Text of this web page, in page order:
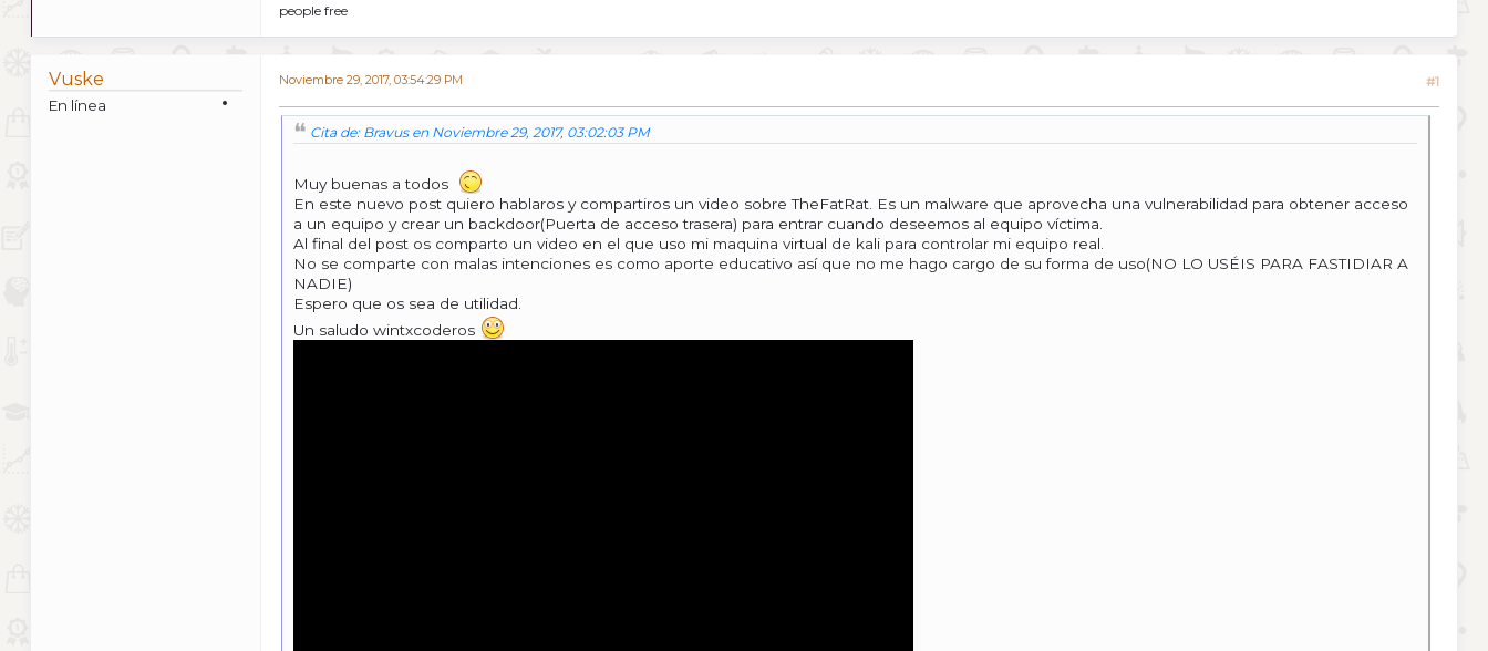
people free
Vuske
En línea
Noviembre 29, 2017, 03:54:29 PM #1
Cita de: Bravus en Noviembre 29, 2017, 03:02:03 PM
Muy buenas a todos
En este nuevo post quiero hablaros y compartiros un video sobre TheFatRat. Es un malware que aprovecha una vulnerabilidad para obtener acceso
a un equipo y crear un backdoor(Puerta de acceso trasera) para entrar cuando deseemos al equipo víctima.
Al final del post os comparto un video en el que uso mi maquina virtual de kali para controlar mi equipo real.
No se comparte con malas intenciones es como aporte educativo así que no me hago cargo de su forma de uso(NO LO USÉIS PARA FASTIDIAR A
NADIE)
Espero que os sea de utilidad.
Un saludo wintxcoderos